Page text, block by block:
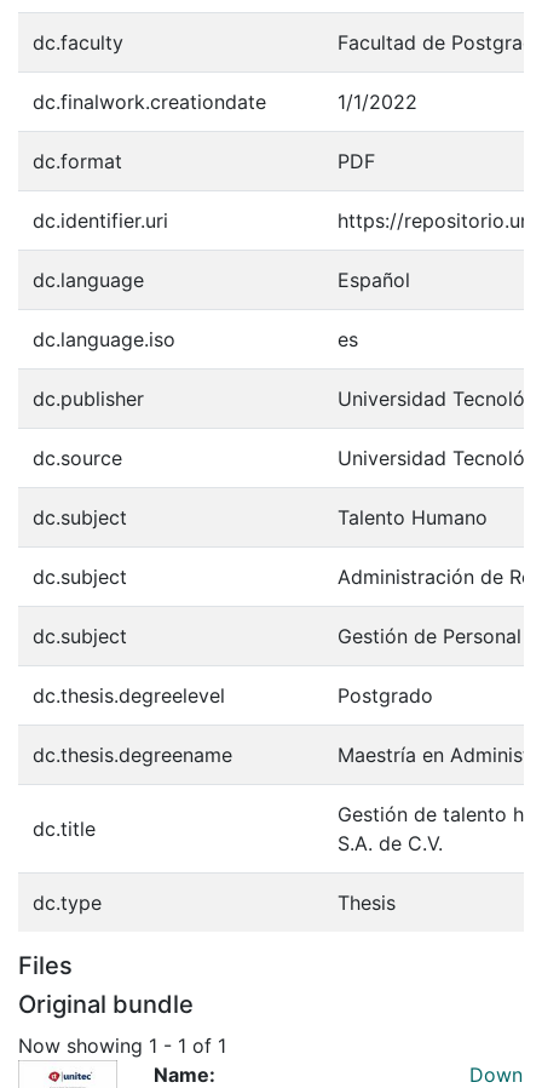
dc.faculty Facultad de
dc.finalwork.creationdate 1/1/2022
dc.format PDF
dc.identifier.uri https://
dc.language Español
dc.language.iso es
dc.publisher Universidad
dc.source Universidad
dc.subject Talento Humano
dc.subject Administración de
dc.subject Gestión de Personal
dc.thesis.degreelevel Postgrado
dc.thesis.degreename Maestría en
dc.title
Gestión de talento
S.A. de C.V.
dc.type Thesis
Files
Original bundle
Now showing 1 - 1 of 1
Name:
Down